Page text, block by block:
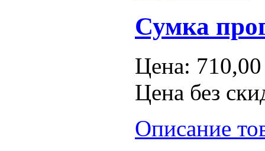
Сумка
Цена:
Цена без
Описание